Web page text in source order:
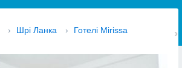
› Шрі Ланка › Готелі Mirissa